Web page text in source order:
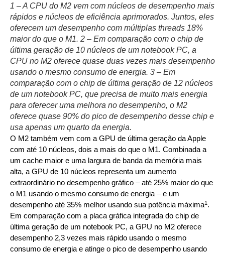
1 – A CPU do M2 vem com núcleos de desempenho mais
rápidos e núcleos de eficiência aprimorados. Juntos, eles
oferecem um desempenho com múltiplas threads 18%
maior do que o M1. 2 – Em comparação com o chip de
última geração de 10 núcleos de um notebook PC, a
CPU no M2 oferece quase duas vezes mais desempenho
usando o mesmo consumo de energia. 3 – Em
comparação com o chip de última geração de 12 núcleos
de um notebook PC, que precisa de muito mais energia
para oferecer uma melhora no desempenho, o M2
oferece quase 90% do pico de desempenho desse chip e
usa apenas um quarto da energia.
O M2 também vem com a GPU de última geração da Apple
com até 10 núcleos, dois a mais do que o M1. Combinada a
um cache maior e uma largura de banda da memória mais
alta, a GPU de 10 núcleos representa um aumento
extraordinário no desempenho gráfico – até 25% maior do que
o M1 usando o mesmo consumo de energia – e um
desempenho até 35% melhor usando sua potência máxima1 .
Em comparação com a placa gráfica integrada do chip de
última geração de um notebook PC, a GPU no M2 oferece
desempenho 2,3 vezes mais rápido usando o mesmo
consumo de energia e atinge o pico de desempenho usando